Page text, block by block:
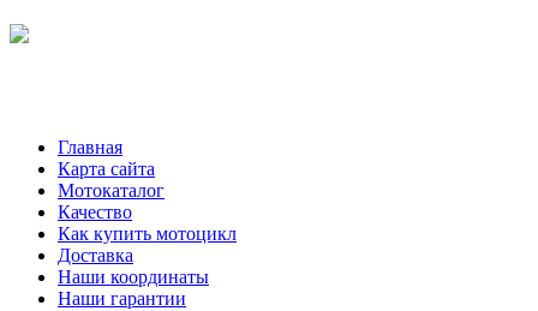
Главная
Карта сайта
Мотокаталог
Качество
Как купить мотоцикл
Доставка
Наши координаты
Наши гарантии